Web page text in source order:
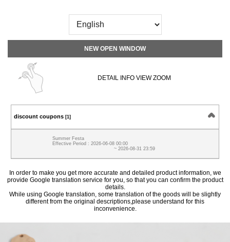
NEW OPEN WINDOW
DETAIL INFO VIEW ZOOM
discount coupons [1]
Summer Festa
Effective Period : 2026-06-08 00:00
~ 2026-08-31 23:59
In order to make you get more accurate and detailed product information, we
provide Google translation service for you, so that you can confirm the product
details.
While using Google translation, some translation of the goods will be slightly
different from the original descriptions,please understand for this
inconvenience.